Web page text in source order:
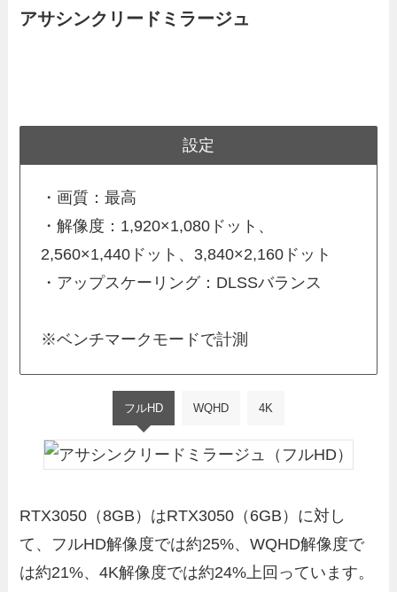
アサシンクリードミラージュ
設定
・画質：最高
・解像度：1,920×1,080ドット、
2,560×1,440ドット、3,840×2,160ドット
・アップスケーリング：DLSSバランス
※ベンチマークモードで計測
フルHD WQHD 4K
RTX3050（8GB）はRTX3050（6GB）に対し
て、フルHD解像度では約25%、WQHD解像度で
は約21%、4K解像度では約24%上回っています。